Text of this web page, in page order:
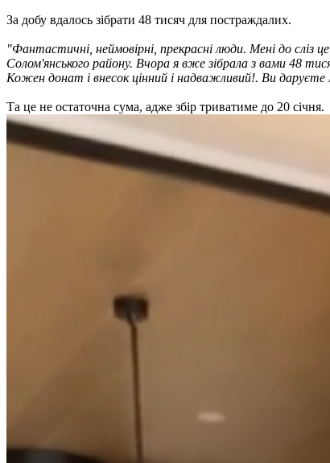
За добу вдалось зібрати 48 тисяч для постраждалих.
"Фантастичні, неймовірні, прекрасні люди. Мені до сліз
Солом'янського району. Вчора я вже зібрала з вами 48
Кожен донат і внесок цінний і надважливий!. Ви
Та це не остаточна сума, адже збір триватиме до 20 січня.